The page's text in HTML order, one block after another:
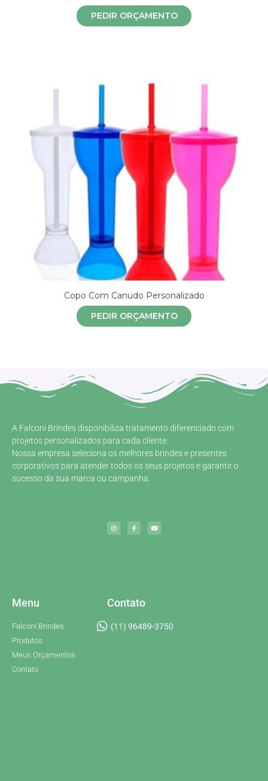
PEDIR ORÇAMENTO
Copo Com Canudo Personalizado
PEDIR ORÇAMENTO
A Falconi Brindes disponibiliza tratamento diferenciado com
projetos personalizados para cada cliente.
Nossa empresa seleciona os melhores brindes e presentes
corporativos para atender todos os seus projetos e garantir o
sucesso da sua marca ou campanha.
Menu
Falconi Brindes
Produtos
Meus Orçamentos
Contato
Contato
(11) 96489-3750